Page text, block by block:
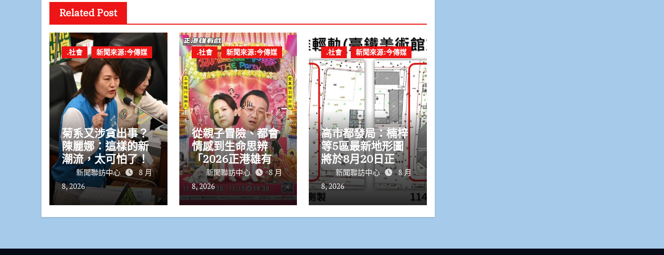
Related Post
.社會 新聞來源:今傳媒
菊系又涉貪出事？
陳麗娜：這樣的新
潮流，太可怕了！
新聞聯訪中心
8 月
8, 2026
.社會 新聞來源:今傳媒
從親子冒險、都會
情感到生命思辨
「2026正港雄有
戲」三檔高雄原創
節目接力登場
新聞聯訪中心
8 月
8, 2026
.社會 新聞來源:今傳媒
高市都發局：楠梓
等5區最新地形圖
將於8月20日正式
上線新聞聯訪中心
8 月
8, 2026